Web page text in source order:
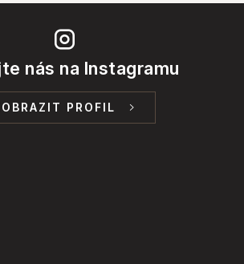
nás na Instagramu
PROFIL